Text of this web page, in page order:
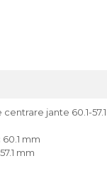
jante 60.1-
60.1 mm
57.1 mm